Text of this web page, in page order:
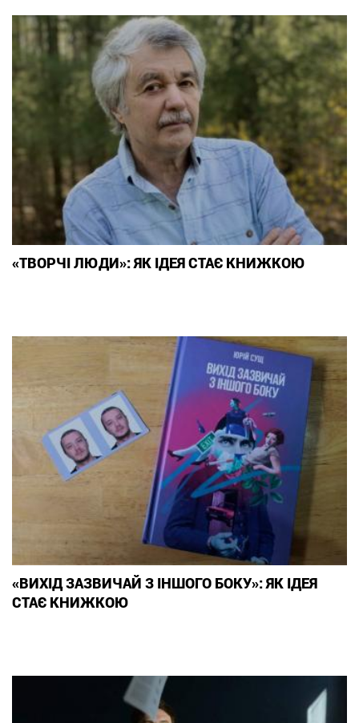
«ТВОРЧІ ЛЮДИ»: ЯК ІДЕЯ СТАЄ КНИЖКОЮ
«ВИХІД ЗАЗВИЧАЙ З ІНШОГО БОКУ»: ЯК ІДЕЯ
СТАЄ КНИЖКОЮ